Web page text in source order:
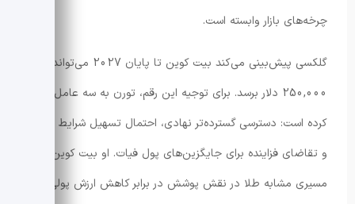
چرخه‌های بازار وابسته است.
گلکسی پیش‌بینی می‌کند بیت کوین تا پایان 2027 می‌تواند به
250,000 دلار برسد. برای توجیه این رقم، تورن به سه عامل اشاره
کرده است: دسترسی گسترده‌تر نهادی، احتمال تسهیل شرایط پولی
و تقاضای فزاینده برای جایگزین‌های پول فیات. او بیت کوین را در
مسیری مشابه طلا در نقش پوشش در برابر کاهش ارزش پولی